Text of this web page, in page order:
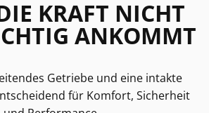
KRAFT NICHT
ANKOMMT
Getriebe und eine intakte
für Komfort, Sicherheit